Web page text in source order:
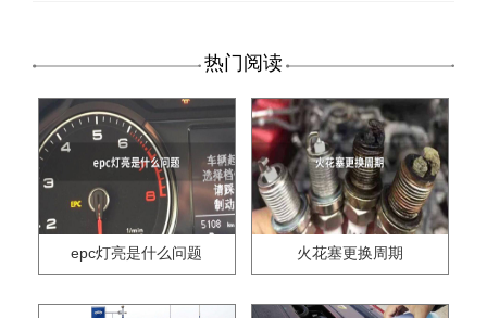
热门阅读
epc灯亮是什么问题 火花塞更换周期